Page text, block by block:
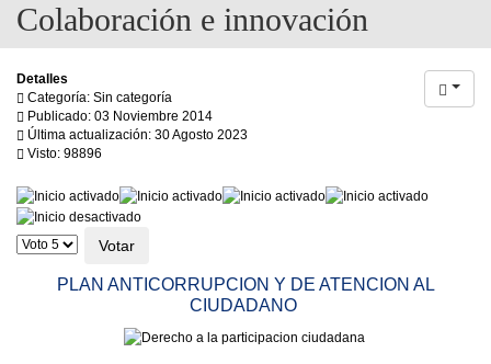
Colaboración e innovación
Detalles
Categoría: Sin categoría
Publicado: 03 Noviembre 2014
Última actualización: 30 Agosto 2023
Visto: 98896
Ratio:4/5
Por
favor,
PLAN ANTICORRUPCION Y DE ATENCION AL
CIUDADANO